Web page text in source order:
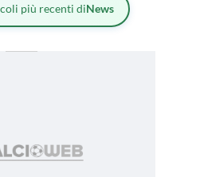
più recenti diNews